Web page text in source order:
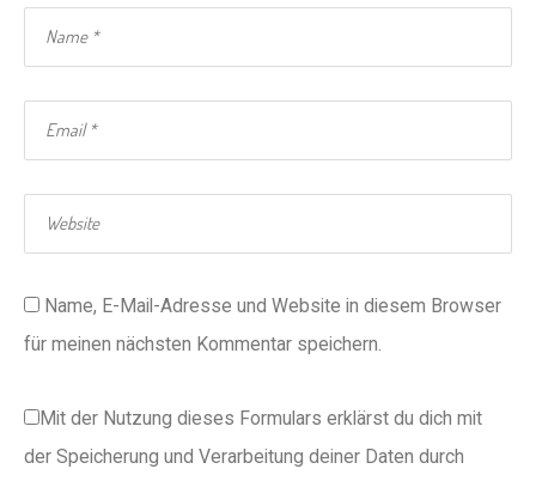
Name, E-Mail-Adresse und Website in diesem Browser
für meinen nächsten Kommentar speichern.
Mit der Nutzung dieses Formulars erklärst du dich mit
der Speicherung und Verarbeitung deiner Daten durch